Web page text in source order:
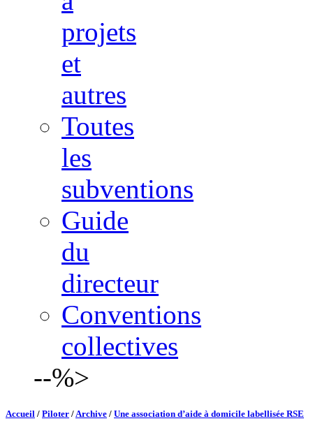
projets
et
autres
Toutes
les
subventions
Guide
du
directeur
Conventions
collectives
--%>
Accueil / Piloter /Archive / Une association d’aide à domicile labellisée RSE